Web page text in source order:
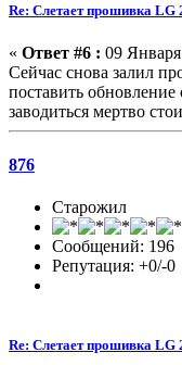
Re: Слетает прошивка LG
« Ответ #6 : 09
Сейчас снова залил
поставить
заводиться мертво
876
Старожил
Сообщений: 196
Репутация: +0/-0
Re: Слетает прошивка LG